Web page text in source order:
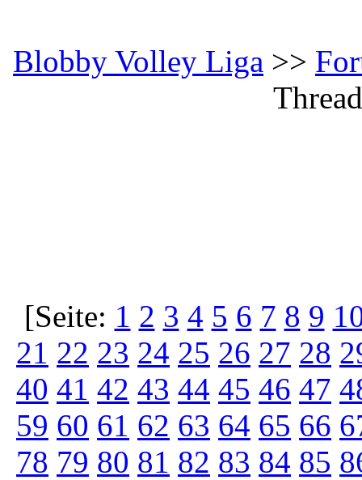
Blobby Volley Liga >>
[Seite: 1 2 3 4 5 6 7 8 9
21 22 23 24 25 26 27 28
40 41 42 43 44 45 46 47
59 60 61 62 63 64 65 66
78 79 80 81 82 83 84 85